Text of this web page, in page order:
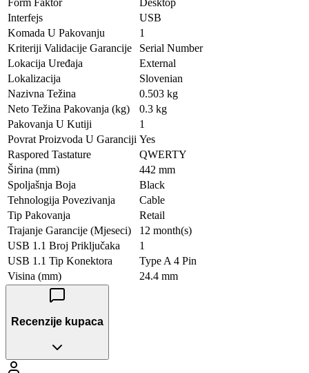
Interfejs
USB
Komada U Pakovanju
1
Kriteriji Validacije Garancije
Serial Number
Lokacija Uređaja
External
Lokalizacija
Slovenian
Nazivna Težina
0.503 kg
Neto Težina Pakovanja (kg)
0.3 kg
Pakovanja U Kutiji
1
Povrat Proizvoda U Garanciji Yes
Raspored Tastature
QWERTY
Širina (mm)
442 mm
Spoljašnja Boja
Black
Tehnologija Povezivanja
Cable
Tip Pakovanja
Retail
Trajanje Garancije (Mjeseci)
12 month(s)
USB 1.1 Broj Priključaka
1
USB 1.1 Tip Konektora
Type A 4 Pin
Visina (mm)
24.4 mm
Recenzije kupaca